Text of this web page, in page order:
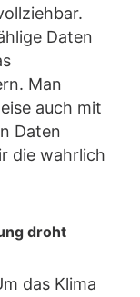
Daten
Man
auch mit
Daten
die wahrlich
droht
das Klima